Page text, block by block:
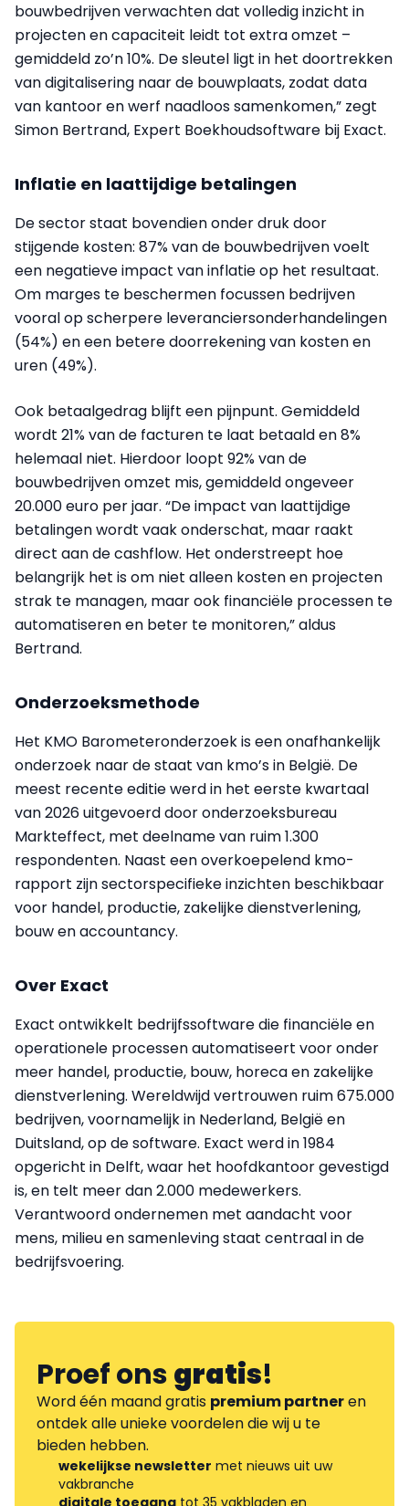
bouwbedrijven verwachten dat volledig inzicht in
projecten en capaciteit leidt tot extra omzet –
gemiddeld zo’n 10%. De sleutel ligt in het doortrekken
van digitalisering naar de bouwplaats, zodat data
van kantoor en werf naadloos samenkomen,” zegt
Simon Bertrand, Expert Boekhoudsoftware bij Exact.
Inflatie en laattijdige betalingen
De sector staat bovendien onder druk door
stijgende kosten: 87% van de bouwbedrijven voelt
een negatieve impact van inflatie op het resultaat.
Om marges te beschermen focussen bedrijven
vooral op scherpere leveranciersonderhandelingen
(54%) en een betere doorrekening van kosten en
uren (49%).
Ook betaalgedrag blijft een pijnpunt. Gemiddeld
wordt 21% van de facturen te laat betaald en 8%
helemaal niet. Hierdoor loopt 92% van de
bouwbedrijven omzet mis, gemiddeld ongeveer
20.000 euro per jaar. “De impact van laattijdige
betalingen wordt vaak onderschat, maar raakt
direct aan de cashflow. Het onderstreept hoe
belangrijk het is om niet alleen kosten en projecten
strak te managen, maar ook financiële processen te
automatiseren en beter te monitoren,” aldus
Bertrand.
Onderzoeksmethode
Het KMO Barometeronderzoek is een onafhankelijk
onderzoek naar de staat van kmo’s in België. De
meest recente editie werd in het eerste kwartaal
van 2026 uitgevoerd door onderzoeksbureau
Markteffect, met deelname van ruim 1.300
respondenten. Naast een overkoepelend kmo-
rapport zijn sectorspecifieke inzichten beschikbaar
voor handel, productie, zakelijke dienstverlening,
bouw en accountancy.
Over Exact
Exact ontwikkelt bedrijfssoftware die financiële en
operationele processen automatiseert voor onder
meer handel, productie, bouw, horeca en zakelijke
dienstverlening. Wereldwijd vertrouwen ruim 675.000
bedrijven, voornamelijk in Nederland, België en
Duitsland, op de software. Exact werd in 1984
opgericht in Delft, waar het hoofdkantoor gevestigd
is, en telt meer dan 2.000 medewerkers.
Verantwoord ondernemen met aandacht voor
mens, milieu en samenleving staat centraal in de
bedrijfsvoering.
Proef onsgratis!
Word één maand gratis premium partneren
ontdek alle unieke voordelen die wij u te
bieden hebben.
wekelijkse newsletter met nieuws uit uw
vakbranche
digitale toegang tot 35 vakbladen en